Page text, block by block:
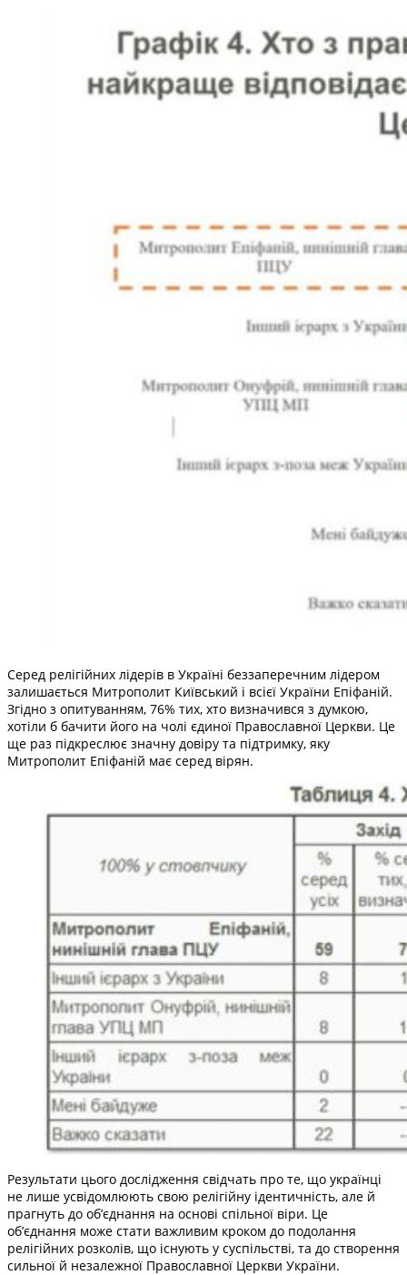
Серед релігійних лідерів в Україні беззаперечним лідером
залишається Митрополит Київський і всієї України Епіфаній.
Згідно з опитуванням, 76% тих, хто визначився з думкою,
хотіли б бачити його на чолі єдиної Православної Церкви. Це
ще раз підкреслює значну довіру та підтримку, яку
Митрополит Епіфаній має серед вірян.
Результати цього дослідження свідчать про те, що українці
не лише усвідомлюють свою релігійну ідентичність, але й
прагнуть до об’єднання на основі спільної віри. Це
об’єднання може стати важливим кроком до подолання
релігійних розколів, що існують у суспільстві, та до створення
сильної й незалежної Православної Церкви України.